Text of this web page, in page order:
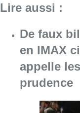
Lire aussi :
De faux
en IMAX
appelle
prudence